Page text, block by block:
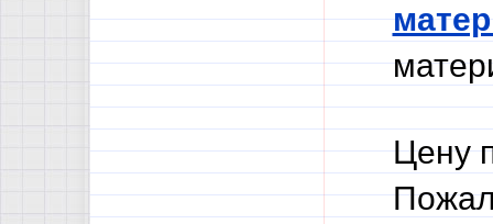
Цену